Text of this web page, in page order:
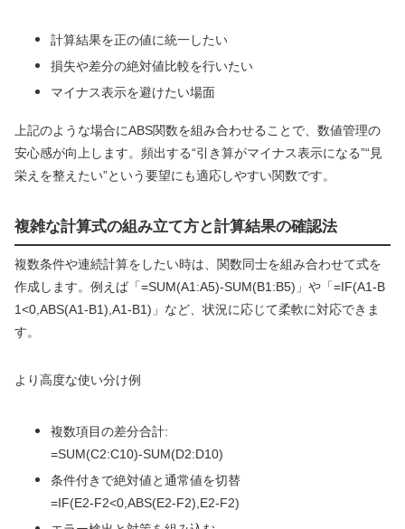
計算結果を正の値に統一したい
損失や差分の絶対値比較を行いたい
マイナス表示を避けたい場面
上記のような場合にABS関数を組み合わせることで、数値管理の
安心感が向上します。頻出する“引き算がマイナス表示になる”“見
栄えを整えたい”という要望にも適応しやすい関数です。
複雑な計算式の組み立て方と計算結果の確認法
複数条件や連続計算をしたい時は、関数同士を組み合わせて式を
作成します。例えば「=SUM(A1:A5)-SUM(B1:B5)」や「=IF(A1-B
1<0,ABS(A1-B1),A1-B1)」など、状況に応じて柔軟に対応できま
す。
より高度な使い分け例
複数項目の差分合計:
=SUM(C2:C10)-SUM(D2:D10)
条件付きで絶対値と通常値を切替
=IF(E2-F2<0,ABS(E2-F2),E2-F2)